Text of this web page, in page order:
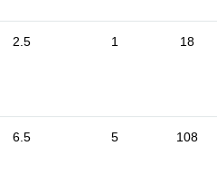
2.5 1 18
6.5 5 108